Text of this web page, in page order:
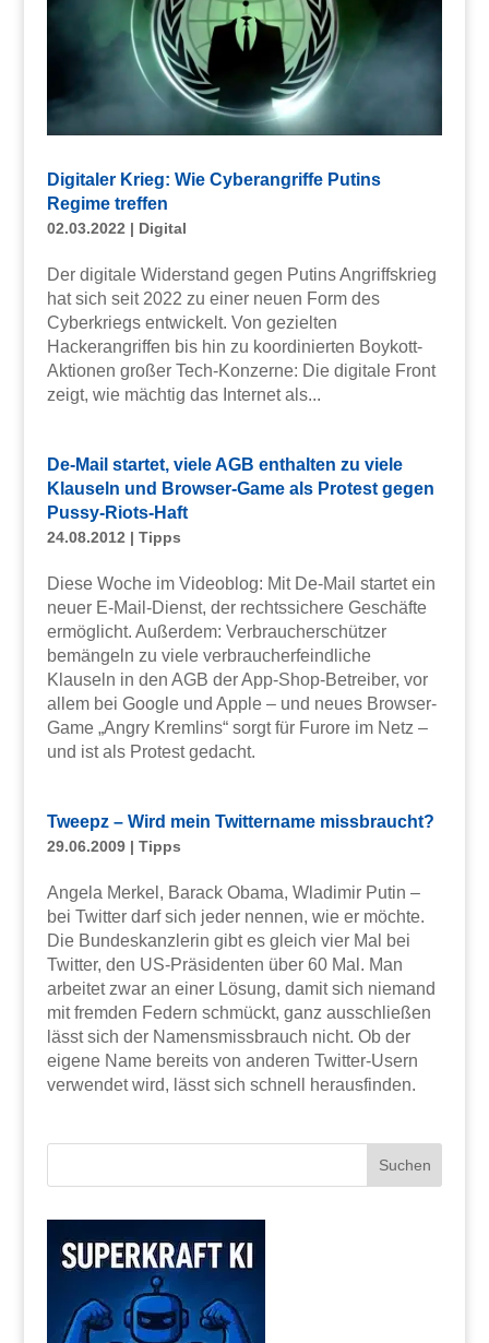
Digitaler Krieg: Wie Cyberangriffe Putins
Regime treffen
02.03.2022| Digital
Der digitale Widerstand gegen Putins Angriffskrieg
hat sich seit 2022 zu einer neuen Form des
Cyberkriegs entwickelt. Von gezielten
Hackerangriffen bis hin zu koordinierten Boykott-
Aktionen großer Tech-Konzerne: Die digitale Front
zeigt, wie mächtig das Internet als...
De-Mail startet, viele AGB enthalten zu viele
Klauseln und Browser-Game als Protest gegen
Pussy-Riots-Haft
24.08.2012| Tipps
Diese Woche im Videoblog: Mit De-Mail startet ein
neuer E-Mail-Dienst, der rechtssichere Geschäfte
ermöglicht. Außerdem: Verbraucherschützer
bemängeln zu viele verbraucherfeindliche
Klauseln in den AGB der App-Shop-Betreiber, vor
allem bei Google und Apple – und neues Browser-
Game „Angry Kremlins“ sorgt für Furore im Netz –
und ist als Protest gedacht.
Tweepz – Wird mein Twittername missbraucht?
29.06.2009| Tipps
Angela Merkel, Barack Obama, Wladimir Putin –
bei Twitter darf sich jeder nennen, wie er möchte.
Die Bundeskanzlerin gibt es gleich vier Mal bei
Twitter, den US-Präsidenten über 60 Mal. Man
arbeitet zwar an einer Lösung, damit sich niemand
mit fremden Federn schmückt, ganz ausschließen
lässt sich der Namensmissbrauch nicht. Ob der
eigene Name bereits von anderen Twitter-Usern
verwendet wird, lässt sich schnell herausfinden.